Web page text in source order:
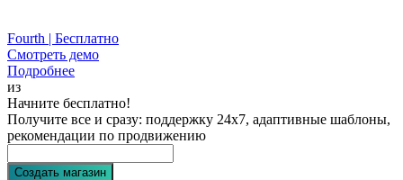
Fourth | Бесплатно
Смотреть демо
Подробнее
из
Начните бесплатно!
Получите все и сразу: поддержку 24х7, адаптивные шаблоны,
рекомендации по продвижению
Создать магазин